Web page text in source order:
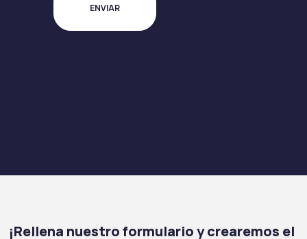
¡Rellena nuestro formulario y crearemos el